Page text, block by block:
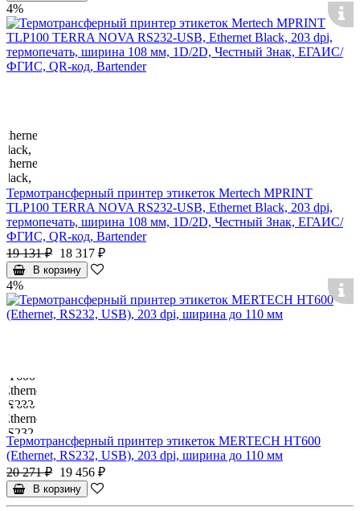
4%
Термотрансферный принтер этикеток Mertech MPRINT
TLP100 TERRA NOVA RS232-USB, Ethernet Black, 203 dpi,
термопечать, ширина 108 мм, 1D/2D, Честный Знак, ЕГАИС/
ФГИС, QR-код, Bartender
19 131 ₽ 18 317 ₽
В корзину
4%
Термотрансферный принтер этикеток MERTECH HT600
(Ethernet, RS232, USB), 203 dpi, ширина до 110 мм
20 271 ₽ 19 456 ₽
В корзину